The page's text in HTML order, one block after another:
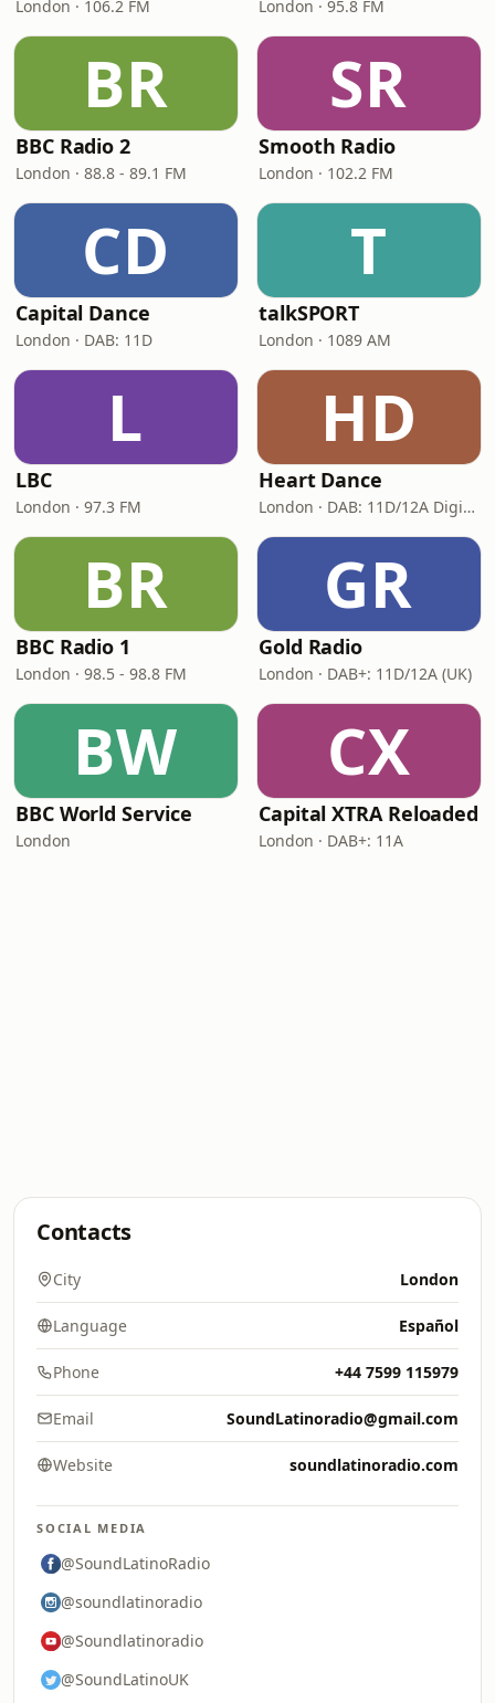
London · 106.2 FM London · 95.8 FM
BR
BBC Radio 2
London · 88.8 - 89.1 FM
SR
Smooth Radio
London · 102.2 FM
CD
Capital Dance
London · DAB: 11D
T
talkSPORT
London · 1089 AM
L
LBC
London · 97.3 FM
HD
Heart Dance
London · DAB: 11D/12A Digital One
BR
BBC Radio 1
London · 98.5 - 98.8 FM
GR
Gold Radio
London · DAB+: 11D/12A (UK)
BW
BBC World Service
London
CX
Capital XTRA Reloaded
London · DAB+: 11A
Contacts
City London
Language Español
Phone +44 7599 115979
Email SoundLatinoradio@gmail.com
Website soundlatinoradio.com
SOCIAL MEDIA
@SoundLatinoRadio
@soundlatinoradio
@Soundlatinoradio
@SoundLatinoUK